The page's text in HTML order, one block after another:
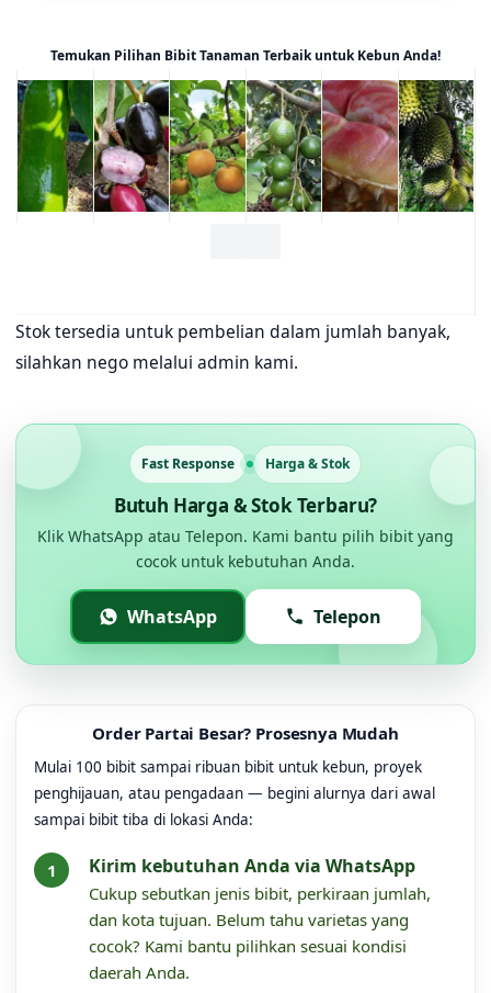
Temukan Pilihan Bibit Tanaman Terbaik untuk Kebun Anda!
Stok tersedia untuk pembelian dalam jumlah banyak,
silahkan nego melalui admin kami.
Fast Response Harga & Stok
Butuh Harga & Stok Terbaru?
Klik WhatsApp atau Telepon. Kami bantu pilih bibit yang
cocok untuk kebutuhan Anda.
WhatsApp Telepon
Order Partai Besar? Prosesnya Mudah
Mulai 100 bibit sampai ribuan bibit untuk kebun, proyek
penghijauan, atau pengadaan — begini alurnya dari awal
sampai bibit tiba di lokasi Anda:
Kirim kebutuhan Anda via WhatsApp
Cukup sebutkan jenis bibit, perkiraan jumlah,
dan kota tujuan. Belum tahu varietas yang
cocok? Kami bantu pilihkan sesuai kondisi
daerah Anda.